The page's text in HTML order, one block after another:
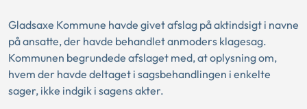
Gladsaxe Kommune havde givet afslag på aktindsigt i navne
på ansatte, der havde behandlet anmoders klagesag.
Kommunen begrundede afslaget med, at oplysning om,
hvem der havde deltaget i sagsbehandlingen i enkelte
sager, ikke indgik i sagens akter.